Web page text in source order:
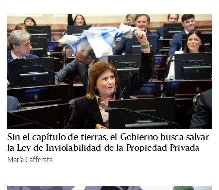
Sin el capítulo de tierras, el Gobierno busca salvar
la Ley de Inviolabilidad de la Propiedad Privada
María Cafferata